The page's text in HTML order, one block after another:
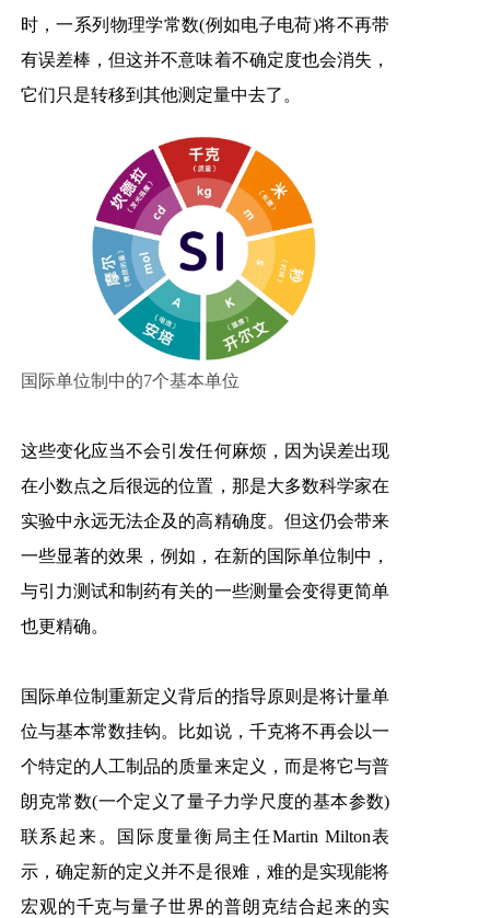
时，一系列物理学常数(例如电子电荷)将不再带
有误差棒，但这并不意味着不确定度也会消失，
它们只是转移到其他测定量中去了。
国际单位制中的7个基本单位
这些变化应当不会引发任何麻烦，因为误差出现
在小数点之后很远的位置，那是大多数科学家在
实验中永远无法企及的高精确度。但这仍会带来
一些显著的效果，例如，在新的国际单位制中，
与引力测试和制药有关的一些测量会变得更简单
也更精确。
国际单位制重新定义背后的指导原则是将计量单
位与基本常数挂钩。比如说，千克将不再会以一
个特定的人工制品的质量来定义，而是将它与普
朗克常数(一个定义了量子力学尺度的基本参数)
联系起来。国际度量衡局主任Martin Milton表
示，确定新的定义并不是很难，难的是实现能将
宏观的千克与量子世界的普朗克结合起来的实